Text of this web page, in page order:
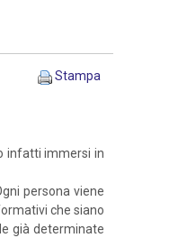
Stampa
infatti immersi in
persona viene
che siano
già determinate